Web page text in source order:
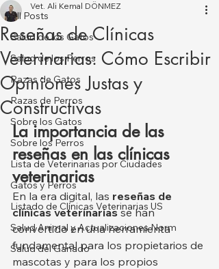
All Posts
Salud de los Gatos
Salud de los Perros
Razas de Gatos
Razas de Perros
Sobre los Gatos
Sobre los Perros
Lista de Veterinarias por Ciudades
Gatos y Perros
Listado de Clínicas Veterinarias US
Salud Animal y Actualizaciones Norm
Salud del Ganado
Reseñas de Clínicas
Veterinarias: Cómo Escribir
Opiniones Justas y
Constructivas
Vet. Ali Kemal DÖNMEZ
La importancia de las
reseñas en las clínicas
veterinarias
En la era digital, las reseñas de
clínicas veterinarias se han
convertido en una herramienta
fundamental para los propietarios de
mascotas y para los propios